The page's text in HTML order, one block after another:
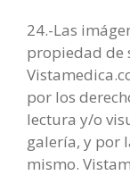
24.-Las
propiedad de
por los
lectura y/o
galería, y por
mismo.